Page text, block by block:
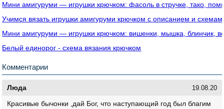
Мини амигуруми — игрушки крючком: фасоль в стручке, тако,
Учимся вязать игрушки амигуруми крючком с описанием и
Мини амигуруми — игрушки крючком: вишенки, мышка, блинчик,
Белый единорог - схема вязания крючком
Комментарии
Люда 19.08.20
Красивые бычонки ,дай Бог, что наступающий год был благим